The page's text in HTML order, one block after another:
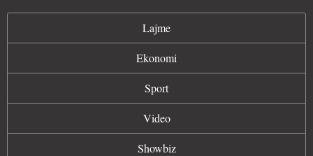
Lajme
Ekonomi
Sport
Video
Showbiz